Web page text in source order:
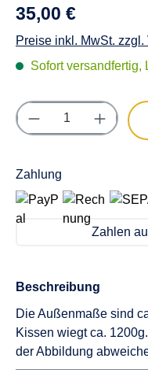
35,00 €
Preise inkl. MwSt. zzgl.
Sofort versandfertig,
Produkt Anzahl:
Zahlung
Zahlen
Beschreibung
Die Außenmaße sind
Kissen wiegt ca.
der Abbildung